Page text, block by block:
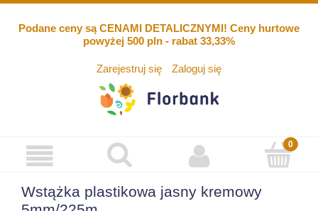
Podane ceny są CENAMI DETALICZNYMI! Ceny hurtowe
powyżej 500 pln - rabat 33,33%
Zarejestruj się Zaloguj się
Wstążka plastikowa jasny kremowy